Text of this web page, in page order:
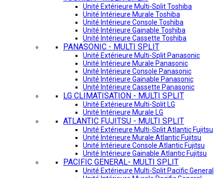
Unité Extérieure Multi-Split Toshiba
Unité Intérieure Murale Toshiba
Unité Intérieure Console Toshiba
Unité Intérieure Gainable Toshiba
Unité Intérieure Cassette Toshiba
PANASONIC - MULTI SPLIT
Unité Extérieure Multi-Split Panasonic
Unité Intérieure Murale Panasonic
Unité Intérieure Console Panasonic
Unité Intérieure Gainable Panasonic
Unité Intérieure Cassette Panasonic
LG CLIMATISATION - MULTI SPLIT
Unité Extérieure Multi-Split LG
Unité Intérieure Murale LG
ATLANTIC FUJITSU - MULTI SPLIT
Unité Extérieure Multi-Split Atlantic Fujitsu
Unité Intérieure Murale Atlantic Fujitsu
Unité Intérieure Console Atlantic Fujitsu
Unité Intérieure Gainable Atlantic Fujitsu
PACIFIC GENERAL- MULTI SPLIT
Unité Extérieure Multi-Split Pacific General